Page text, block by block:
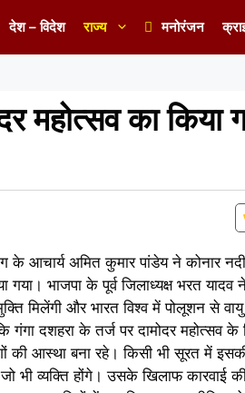
देश – विदेश राज्य मनोरंजन
महोत्सव का किया
के आचार्य अमित कुमार पांडेय ने कोनार
गया। भाजपा के पूर्व जिलाध्यक्ष भरत
मिलेंगी और भारत विश्व में पोलूशन से
दशहरा के तर्ज पर दामोदर महोत्सव के
की आस्था बना रहे। किसी भी सूरत में
भी व्यक्ति होंगे। उसके खिलाफ कारवाई